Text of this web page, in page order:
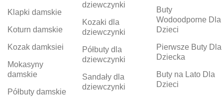
Klapki damskie
Koturn damskie
Kozak damksiei
Mokasyny
damskie
Półbuty damskie
dziewczynki
Kozaki dla
dziewczynki
Półbuty dla
dziewczynki
Sandały dla
dziewczynki
Buty
Wodoodporne Dla
Dzieci
Pierwsze Buty Dla
Dziecka
Buty na Lato Dla
Dzieci